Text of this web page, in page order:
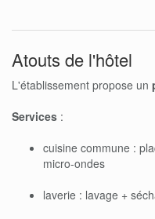
Atouts de l'hôtel
L'établissement propose un
Services :
cuisine commune :
micro-ondes
laverie : lavage +